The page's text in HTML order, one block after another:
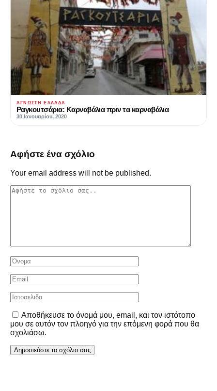
ΆΓΝΩΣΤΗ ΕΛΛΆΔΑ
Ραγκουτσάρια: Καρναβάλια πριν τα καρναβάλια
30 Ιανουαρίου, 2020
Αφήστε ένα σχόλιο
Your email address will not be published.
Αποθήκευσε το όνομά μου, email, και τον ιστότοπο
μου σε αυτόν τον πλοηγό για την επόμενη φορά που θα
σχολιάσω.